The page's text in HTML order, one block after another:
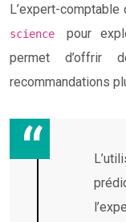
L’expert-
sciencepour
permet d’offrir
recommandations